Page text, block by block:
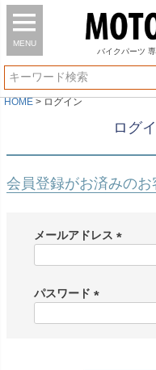
MENU
バイク パーツ
HOME ログイン
ログ
会員登録がお済みのお
メールアドレス
)
パスワード